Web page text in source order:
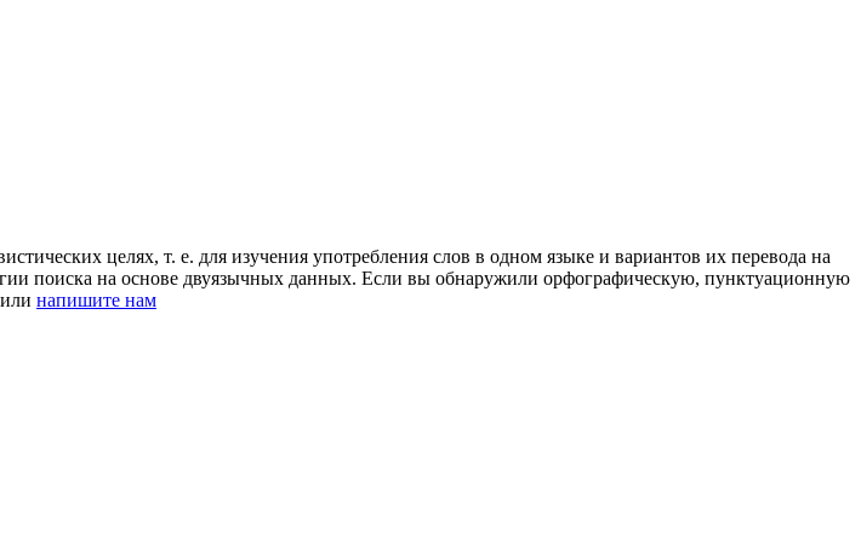
целях, т. е. для изучения употребления слов в одном языке и вариантов их перевода на
поиска на основе двуязычных данных. Если вы обнаружили орфографическую, пунктуационную
напишите нам